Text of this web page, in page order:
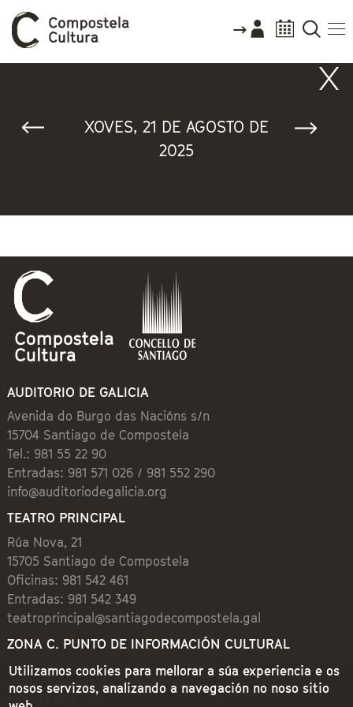
XOVES, 21 DE AGOSTO DE
2025
AUDITORIO DE GALICIA
Avenida do Burgo das Nacións s/n
15704 Santiago de Compostela
Tel.: 981 55 22 90
Entradas: 981 571 026 / 981 552 290
info@auditoriodegalicia.org
TEATRO PRINCIPAL
Rúa Nova, 21
15705 Santiago de Compostela
Oficinas: 981 542 461
Entradas: 981 542 349
teatroprincipal@santiagodecompostela.gal
ZONA C. PUNTO DE INFORMACIÓN CULTURAL
Preguntoiro, 1 (Praza de Cervantes)
15704 Santiago de Compostela
981 542 462
Utilizamos cookies para mellorar a súa experiencia e os
nosos servizos, analizando a navegación no noso sitio